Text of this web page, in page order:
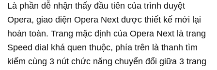
Là phần dễ nhận thấy đầu tiên của trình duyệt
Opera, giao diện Opera Next được thiết kế mới lại
hoàn toàn. Trang mặc định của Opera Next là trang
Speed dial khá quen thuộc, phía trên là thanh tìm
kiếm cùng 3 nút chức năng chuyển đổi giữa 3 trang